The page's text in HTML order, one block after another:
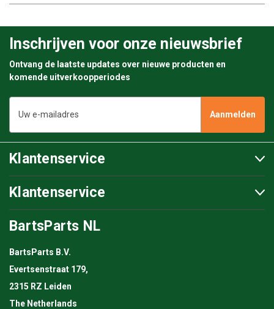
Inschrijven voor onze nieuwsbrief
Ontvang de laatste updates over nieuwe producten en
komende uitverkoopperiodes
mailadres
Klantenservice
Klantenservice
BartsParts NL
BartsParts B.V.
Evertsenstraat 179,
2315 RZ Leiden
The Netherlands